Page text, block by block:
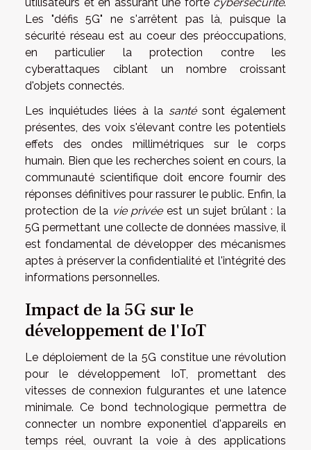
Les "défis 5G" ne s'arrêtent pas là, puisque la
sécurité réseau est au coeur des préoccupations,
en particulier la protection contre les
cyberattaques ciblant un nombre croissant
d'objets connectés.
Les inquiétudes liées à la santésont également
présentes, des voix s'élevant contre les potentiels
effets des ondes millimétriques sur le corps
humain. Bien que les recherches soient en cours, la
communauté scientifique doit encore fournir des
réponses définitives pour rassurer le public. Enfin, la
protection de la vie privéeest un sujet brûlant : la
5G permettant une collecte de données massive, il
est fondamental de développer des mécanismes
aptes à préserver la confidentialité et l'intégrité des
informations personnelles.
Impact de la 5G sur le
développement de l'IoT
Le déploiement de la 5G constitue une révolution
pour le développement IoT, promettant des
vitesses de connexion fulgurantes et une latence
minimale. Ce bond technologique permettra de
connecter un nombre exponentiel d'appareils en
temps réel, ouvrant la voie à des applications